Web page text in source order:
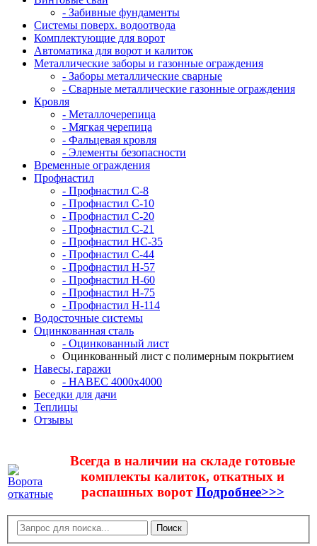
- Забивные фундаменты
Системы поверх. водоотвода
Комплектующие для ворот
Автоматика для ворот и калиток
Металлические заборы и газонные ограждения
- Заборы металлические сварные
- Сварные металлические газонные ограждения
Кровля
- Металлочерепица
- Мягкая черепица
- Фальцевая кровля
- Элементы безопасности
Временные ограждения
Профнастил
- Профнастил С-8
- Профнастил С-10
- Профнастил С-20
- Профнастил С-21
- Профнастил НС-35
- Профнастил С-44
- Профнастил Н-57
- Профнастил Н-60
- Профнастил Н-75
- Профнастил Н-114
Водосточные системы
Оцинкованная сталь
- Оцинкованный лист
Оцинкованный лист с полимерным покрытием
Навесы, гаражи
- НАВЕС 4000х4000
Беседки для дачи
Теплицы
Отзывы
Всегда в наличии на складе готовые
комплекты калиток, откатных и
распашных воротПодробнее>>>